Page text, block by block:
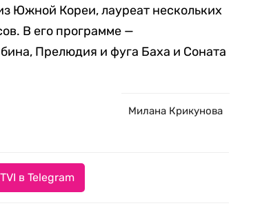
Южной Кореи, лауреат нескольких
В его программе —
Прелюдия и фуга Баха и Соната
Милана Крикунова
в Telegram